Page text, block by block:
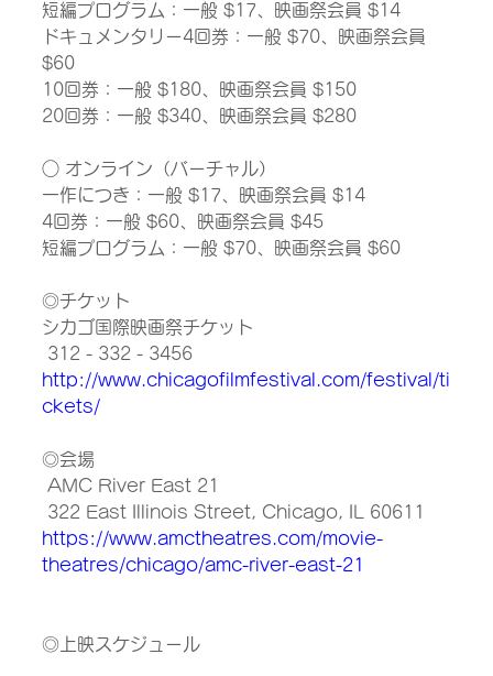
短編プログラム：一般 $17、映画祭会員 $14
ドキュメンタリー4回券：一般 $70、映画祭会員
$60
10回券：一般 $180、映画祭会員 $150
20回券：一般 $340、映画祭会員 $280
○ オンライン（バーチャル）
一作につき：一般 $17、映画祭会員 $14
4回券：一般 $60、映画祭会員 $45
短編プログラム：一般 $70、映画祭会員 $60
◎チケット
シカゴ国際映画祭チケット
312 - 332 - 3456
http://www.chicagofilmfestival.com/festival/ti
ckets/
◎会場
AMC River East 21
322 East Illinois Street, Chicago, IL 60611
https://www.amctheatres.com/movie-
theatres/chicago/amc-river-east-21
◎上映スケジュール